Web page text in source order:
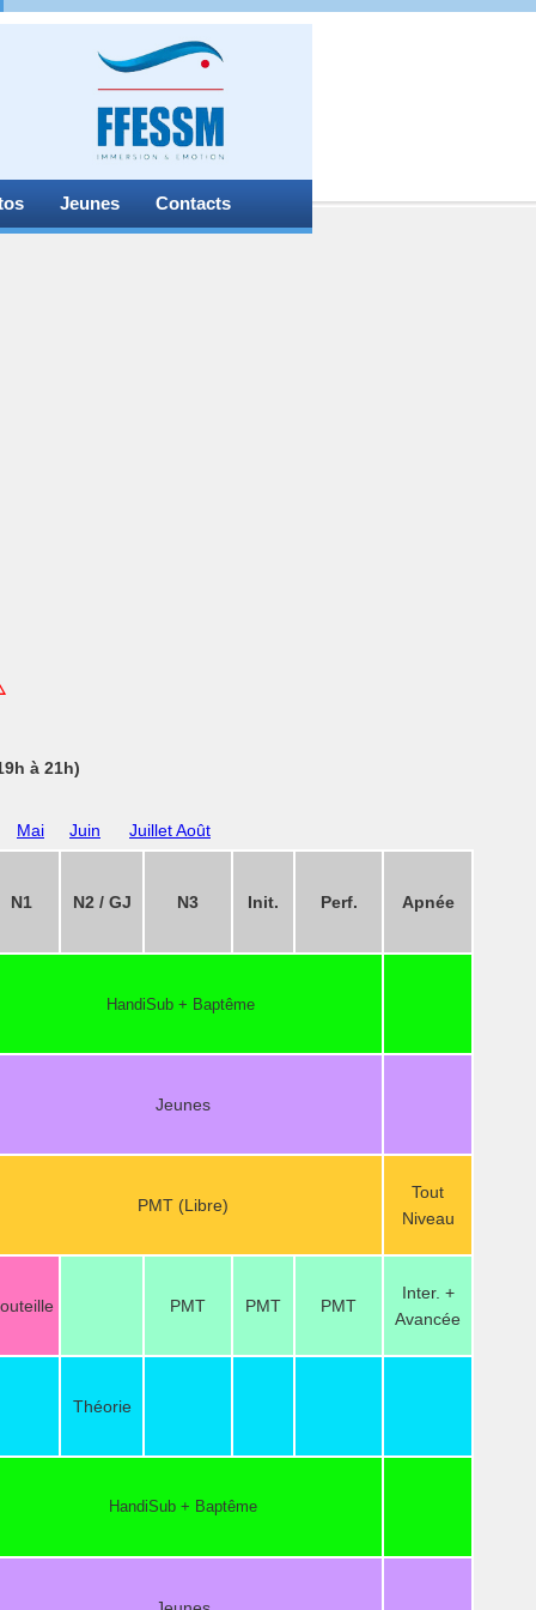
Jeunes Contacts
à 21h)
Mai Juin Juillet Août
N1 N2 / GJ N3 Init. Perf. Apnée
HandiSub + Baptême
Jeunes
PMT (Libre)
Tout
Niveau
PMT PMT PMT
Inter. +
Avancée
Théorie
HandiSub + Baptême